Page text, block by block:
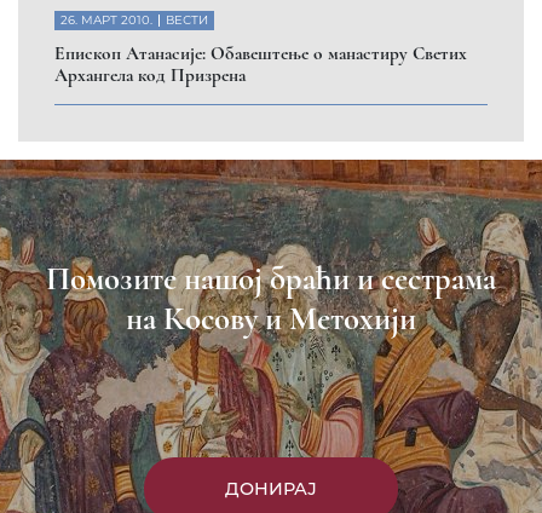
26. МАРТ 2010. ВЕСТИ
Eпископ Атанасије: Обавештење о манастиру Светих
Архангела код Призрена
Помозите нашој браћи и сестрама
на Косову и Метохији
ДОНИРАЈ